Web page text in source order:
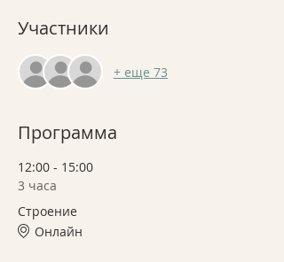
Участники
+ еще 73
Программа
12:00 - 15:00
3 часа
Строение
Онлайн